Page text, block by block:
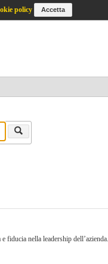
nella leadership
policy Accetta